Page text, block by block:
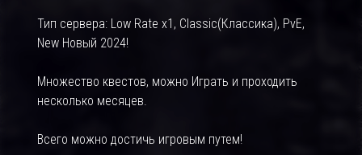
Тип сервера: Low Rate x1, Classic(Классика), PvE,
New Новый 2024!
Множество квестов, можно Играть и проходить
несколько месяцев.
Всего можно достичь игровым путем!